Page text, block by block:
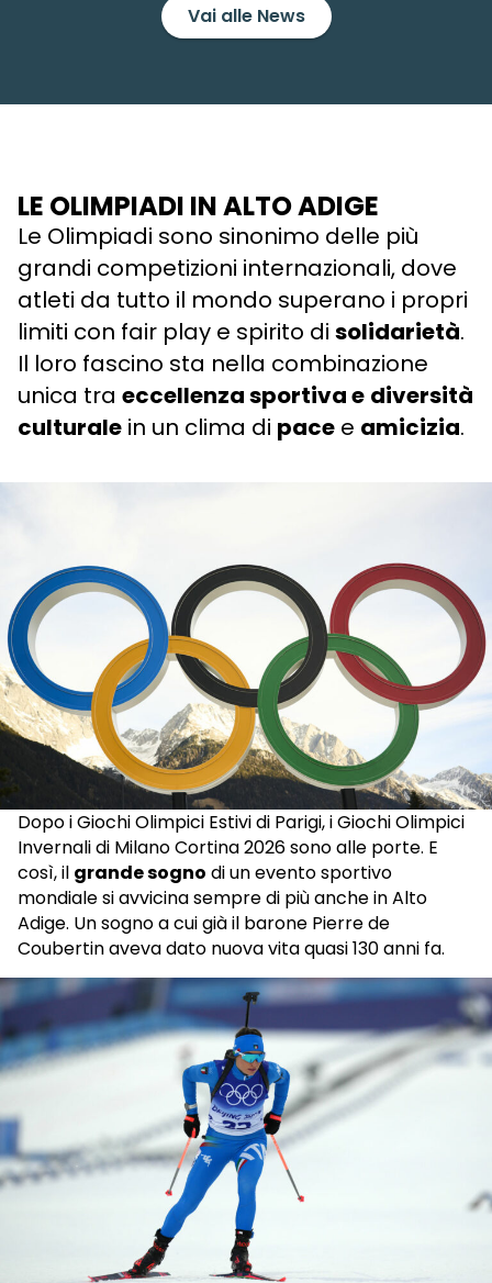
Vai alle News
LE OLIMPIADI IN ALTO ADIGE
Le Olimpiadi sono sinonimo delle più
grandi competizioni internazionali, dove
atleti da tutto il mondo superano i propri
limiti con fair play e spirito di solidarietà.
Il loro fascino sta nella combinazione
unica tra eccellenza sportiva e diversità
culturale in un clima di pace e amicizia.
Dopo i Giochi Olimpici Estivi di Parigi, i Giochi Olimpici
Invernali di Milano Cortina 2026 sono alle porte. E
così, il grande sogno di un evento sportivo
mondiale si avvicina sempre di più anche in Alto
Adige. Un sogno a cui già il barone Pierre de
Coubertin aveva dato nuova vita quasi 130 anni fa.